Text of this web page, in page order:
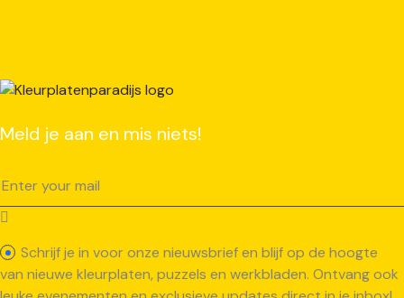
Meld je aan en mis niets!
Schrijf je in voor onze nieuwsbrief en blijf op de hoogte
van nieuwe kleurplaten, puzzels en werkbladen. Ontvang ook